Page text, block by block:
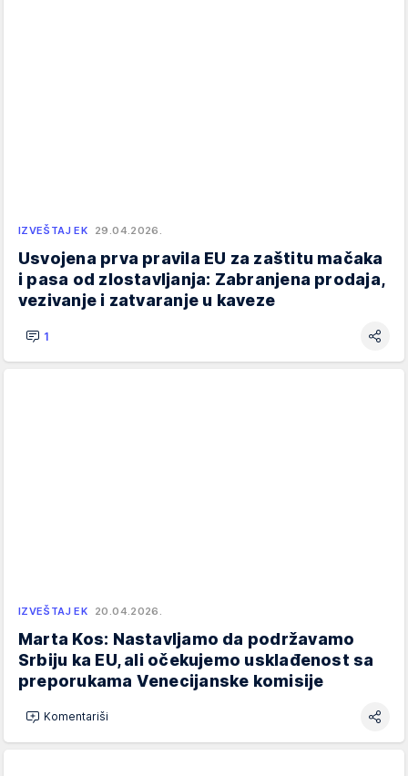
IZVEŠTAJ EK 29.04.2026.
Usvojena prva pravila EU za zaštitu mačaka
i pasa od zlostavljanja: Zabranjena prodaja,
vezivanje i zatvaranje u kaveze
1
IZVEŠTAJ EK 20.04.2026.
Marta Kos: Nastavljamo da podržavamo
Srbiju ka EU, ali očekujemo usklađenost sa
preporukama Venecijanske komisije
Komentariši